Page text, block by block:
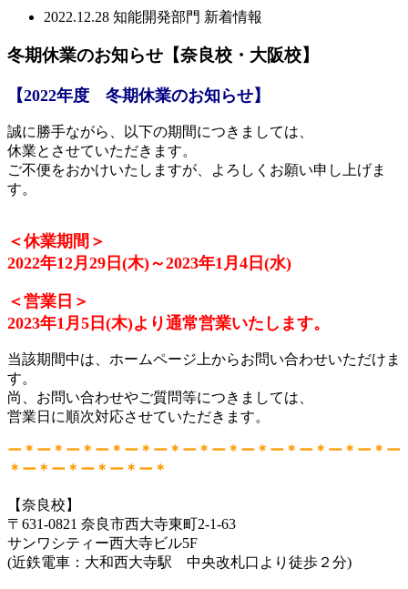
2022.12.28 知能開発部門 新着情報
冬期休業のお知らせ【奈良校・大阪校】
【2022年度 冬期休業のお知らせ】
誠に勝手ながら、以下の期間につきましては、
休業とさせていただきます。
ご不便をおかけいたしますが、よろしくお願い申し上げま
す。
＜休業期間＞
2022年12月29日(木)～2023年1月4日(水)
＜営業日＞
2023年1月5日(木)より通常営業いたします。
当該期間中は、ホームページ上からお問い合わせいただけま
す。
尚、お問い合わせやご質問等につきましては、
営業日に順次対応させていただきます。
ー＊ー＊ー＊ー＊ー＊ー＊ー＊ー＊ー＊ー＊ー＊ー＊ー＊ー
＊ー＊ー＊ー＊ー＊ー＊
【奈良校】
〒631-0821 奈良市西大寺東町2-1-63
サンワシティー西大寺ビル5F
(近鉄電車：大和西大寺駅 中央改札口より徒歩２分)